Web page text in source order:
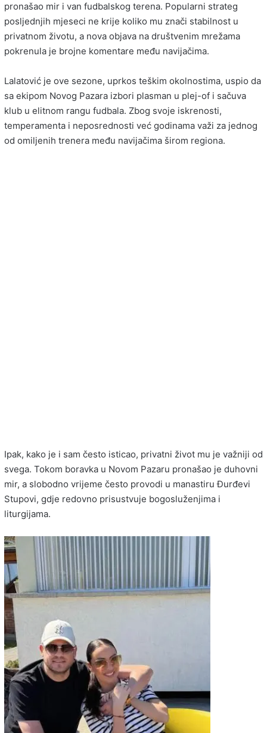
pronašao mir i van fudbalskog terena. Popularni strateg
posljednjih mjeseci ne krije koliko mu znači stabilnost u
privatnom životu, a nova objava na društvenim mrežama
pokrenula je brojne komentare među navijačima.
Lalatović je ove sezone, uprkos teškim okolnostima, uspio da
sa ekipom Novog Pazara izbori plasman u plej-of i sačuva
klub u elitnom rangu fudbala. Zbog svoje iskrenosti,
temperamenta i neposrednosti već godinama važi za jednog
od omiljenih trenera među navijačima širom regiona.
Ipak, kako je i sam često isticao, privatni život mu je važniji od
svega. Tokom boravka u Novom Pazaru pronašao je duhovni
mir, a slobodno vrijeme često provodi u manastiru Đurđevi
Stupovi, gdje redovno prisustvuje bogosluženjima i
liturgijama.